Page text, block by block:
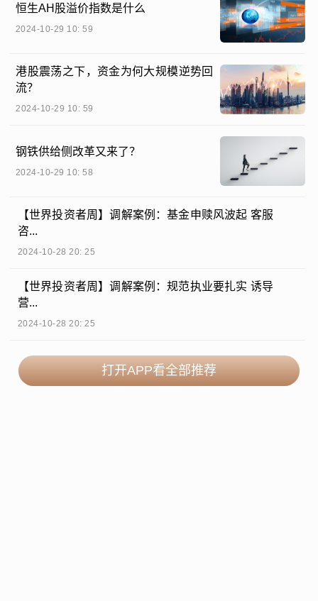
恒生AH股溢价指数是什么
2024-10-29 10: 59
港股震荡之下，资金为何大规模逆势回
流？
2024-10-29 10: 59
钢铁供给侧改革又来了？
2024-10-29 10: 58
【世界投资者周】调解案例：基金申赎风波起 客服
咨...
2024-10-28 20: 25
【世界投资者周】调解案例：规范执业要扎实 诱导
营...
2024-10-28 20: 25
打开APP看全部推荐